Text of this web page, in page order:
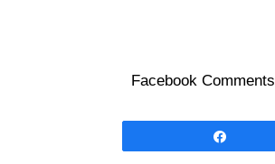
Facebook Comments